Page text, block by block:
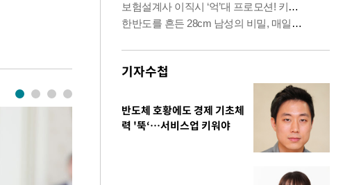
기자수첩
반도체 호황에도 경제 기초체
력 '뚝‘…서비스업 키워야